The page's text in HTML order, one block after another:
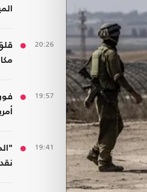
20:26
19:57
19:41